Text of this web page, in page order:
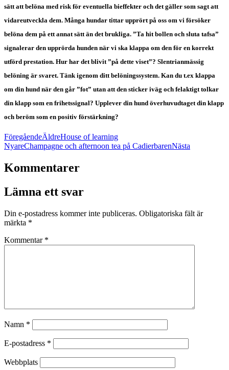
sätt att belöna med risk för eventuella bieffekter och det gäller som sagt att
vidareutveckla dem. Många hundar tittar upprört på oss om vi försöker
belöna dem på ett annat sätt än det brukliga. ”Ta hit bollen och sluta tafsa”
signalerar den upprörda hunden när vi ska klappa om den för en korrekt
utförd prestation. Hur har det blivit ”på dette viset”? Slentrianmässig
belöning är svaret. Tänk igenom ditt belöningssystem. Kan du t.ex klappa
om din hund när den går ”fot” utan att den sticker iväg och felaktigt tolkar
din klapp som en frihetssignal? Upplever din hund överhuvudtaget din klapp
och beröm som en positiv förstärkning?
FöregåendeÄldreHouse of learning
NyareChampagne och afternoon tea på CadierbarenNästa
Kommentarer
Lämna ett svar
Din e-postadress kommer inte publiceras. Obligatoriska fält är
märkta *
Kommentar *
Namn *
E-postadress *
Webbplats